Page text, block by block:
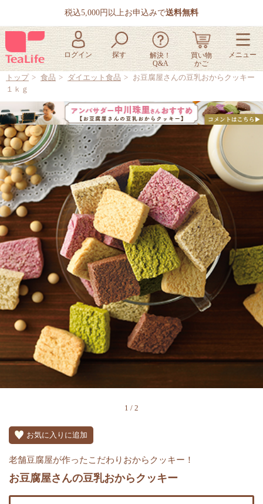
税込5,000円以上お申込みで送料無料
トップ 食品 ダイエット食品
お豆腐屋さんの豆乳おからクッキー
１ｋｇ
1 / 2
お気に入りに追加
老舗豆腐屋が作ったこだわりおからクッキー！
お豆腐屋さんの豆乳おからクッキー